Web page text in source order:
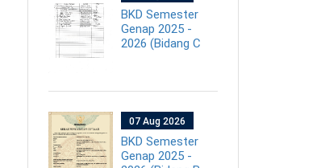
BKD Semester
Genap 2025 -
2026 (Bidang C
07 Aug 2026
BKD Semester
Genap 2025 -